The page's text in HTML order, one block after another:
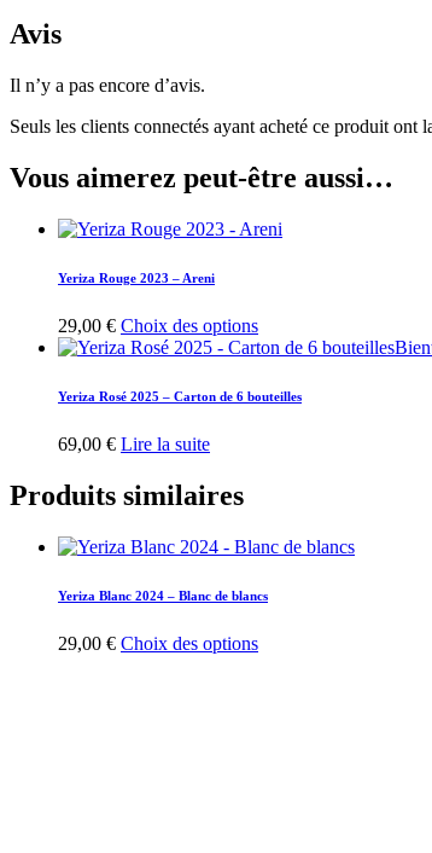
Avis
Il n’y a pas encore d’avis.
Seuls les clients connectés ayant acheté ce produit ont
Vous aimerez peut-être aussi…
Yeriza Rouge 2023 – Areni
29,00 € Choix des optionsCe
produit
plusieurs
sur
du
Yeriza Rosé 2025 – Carton de 6 bouteilles
69,00 € Lire la suite
Produits similaires
Yeriza Blanc 2024 – Blanc de blancs
29,00 € Choix des optionsCe